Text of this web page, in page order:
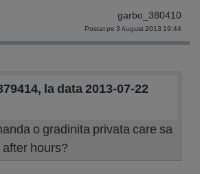
garbo_380410
Postat pe 3 August 2013 19:44
la data 2013-07-22
o gradinita privata care sa
hours?